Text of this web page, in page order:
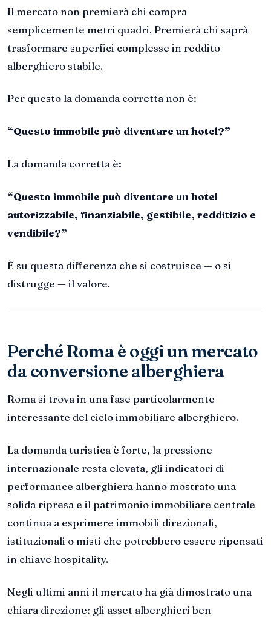
Il mercato non premierà chi compra
semplicemente metri quadri. Premierà chi saprà
trasformare superfici complesse in reddito
alberghiero stabile.
Per questo la domanda corretta non è:
“Questo immobile può diventare un hotel?”
La domanda corretta è:
“Questo immobile può diventare un hotel
autorizzabile, finanziabile, gestibile, redditizio e
vendibile?”
È su questa differenza che si costruisce — o si
distrugge — il valore.
Perché Roma è oggi un mercato
da conversione alberghiera
Roma si trova in una fase particolarmente
interessante del ciclo immobiliare alberghiero.
La domanda turistica è forte, la pressione
internazionale resta elevata, gli indicatori di
performance alberghiera hanno mostrato una
solida ripresa e il patrimonio immobiliare centrale
continua a esprimere immobili direzionali,
istituzionali o misti che potrebbero essere ripensati
in chiave hospitality.
Negli ultimi anni il mercato ha già dimostrato una
chiara direzione: gli asset alberghieri ben